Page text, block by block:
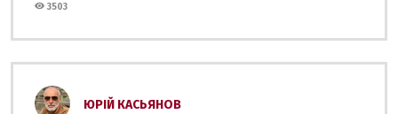
3503
ЮРІЙ КАСЬЯНОВ